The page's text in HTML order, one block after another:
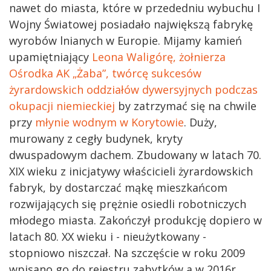
nawet do miasta, które w przededniu wybuchu I
Wojny Światowej posiadało największą fabrykę
wyrobów lnianych w Europie. Mijamy kamień
upamiętniający Leona Waligórę, żołnierza
Ośrodka AK „Żaba”, twórcę sukcesów
żyrardowskich oddziałów dywersyjnych podczas
okupacji niemieckiej by zatrzymać się na chwile
przy młynie wodnym w Korytowie. Duży,
murowany z cegły budynek, kryty
dwuspadowym dachem. Zbudowany w latach 70.
XIX wieku z inicjatywy właścicieli żyrardowskich
fabryk, by dostarczać mąkę mieszkańcom
rozwijających się prężnie osiedli robotniczych
młodego miasta. Zakończył produkcję dopiero w
latach 80. XX wieku i - nieużytkowany -
stopniowo niszczał. Na szczęście w roku 2009